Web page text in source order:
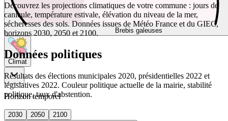
Brebis galeuses
Climat
Horizon temporel
2030 2050
2100
Découvrez les projections climatiques de votre commune : jours de
canicule, température estivale, élévation du niveau de la mer,
sécheresses des sols. Données issues de Météo France et du GIEC,
horizons 2030, 2050 et 2100.
Données politiques
Résultats des élections municipales 2020, présidentielles 2022 et
législatives 2022. Couleur politique actuelle de la mairie, stabilité
politique, taux d'abstention.